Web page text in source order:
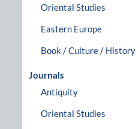
Oriental Studies
Eastern Europe
Book / Culture / History
Journals
Antiquity
Oriental Studies